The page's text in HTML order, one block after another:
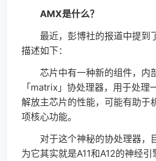
AMX是什么？
最近，彭博社的报道中提到
描述如下：
芯片中有一种新的组件，内
「matrix」协处理器，用于处理
解放主芯片的性能，可能有助于
项核心功能。
对于这个神秘的协处理器，
为它其实就是A11和A12的神经